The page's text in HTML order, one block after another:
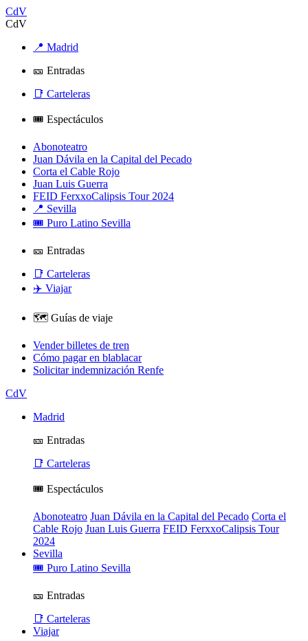
CdV
CdV
📍 Madrid
🎫 Entradas
📑 Carteleras
🎟️ Espectáculos
Abonoteatro
Juan Dávila en la Capital del Pecado
Corta el Cable Rojo
Juan Luis Guerra
FEID FerxxoCalipsis Tour 2024
📍 Sevilla
🎟️ Puro Latino Sevilla
🎫 Entradas
📑 Carteleras
✈️ Viajar
🗺️ Guías de viaje
Vender billetes de tren
Cómo pagar en blablacar
Solicitar indemnización Renfe
CdV
Madrid
🎫 Entradas
📑 Carteleras
🎟️ Espectáculos
Abonoteatro Juan Dávila en la Capital del Pecado Corta el
Cable Rojo Juan Luis Guerra FEID FerxxoCalipsis Tour
2024
Sevilla
🎟️ Puro Latino Sevilla
🎫 Entradas
📑 Carteleras
Viajar